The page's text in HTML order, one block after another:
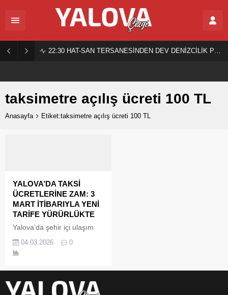
22:30 HAT-SAN TERSANESİNDEN DEV DENİZCİLİK PROJESİ!
taksimetre açılış ücreti 100 TL
Anasayfa Etiket:taksimetre açılış ücreti 100 TL
YALOVA’DA TAKSİ
ÜCRETLERİNE ZAM: 3
MART İTİBARIYLA YENİ
TARİFE YÜRÜRLÜKTE
Yalova’da şehir içi ulaşım
Mart Salı günü itibarıyla
yeni tarifeye geçti. 2026
yaşanan fiyat artışlarının
04.03.2026 0